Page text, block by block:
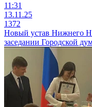
11:31
13.11.25
1372
Новый устав Нижнего
заседании Городской